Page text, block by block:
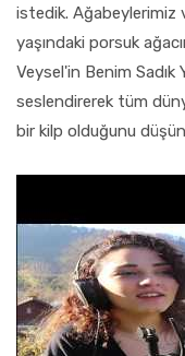
istedik. Ağabeylerimiz
yaşındaki porsuk
Veysel'in Benim Sadık
seslendirerek tüm
bir kilp olduğunu